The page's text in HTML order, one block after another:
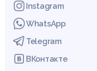
Instagram
WhatsApp
Telegram
ВКонтакте